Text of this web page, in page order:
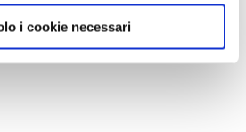
i cookie necessari